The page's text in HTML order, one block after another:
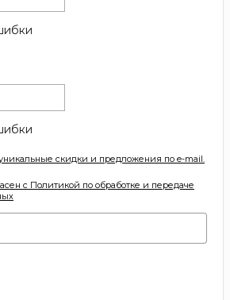
скидки и предложения по e-mail.
с Политикой по обработке и передаче